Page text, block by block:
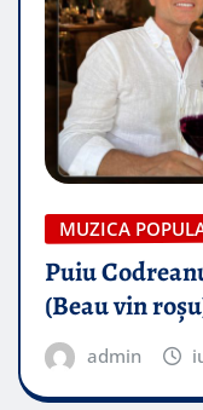
MUZICA
Puiu
(Beau vin
admin